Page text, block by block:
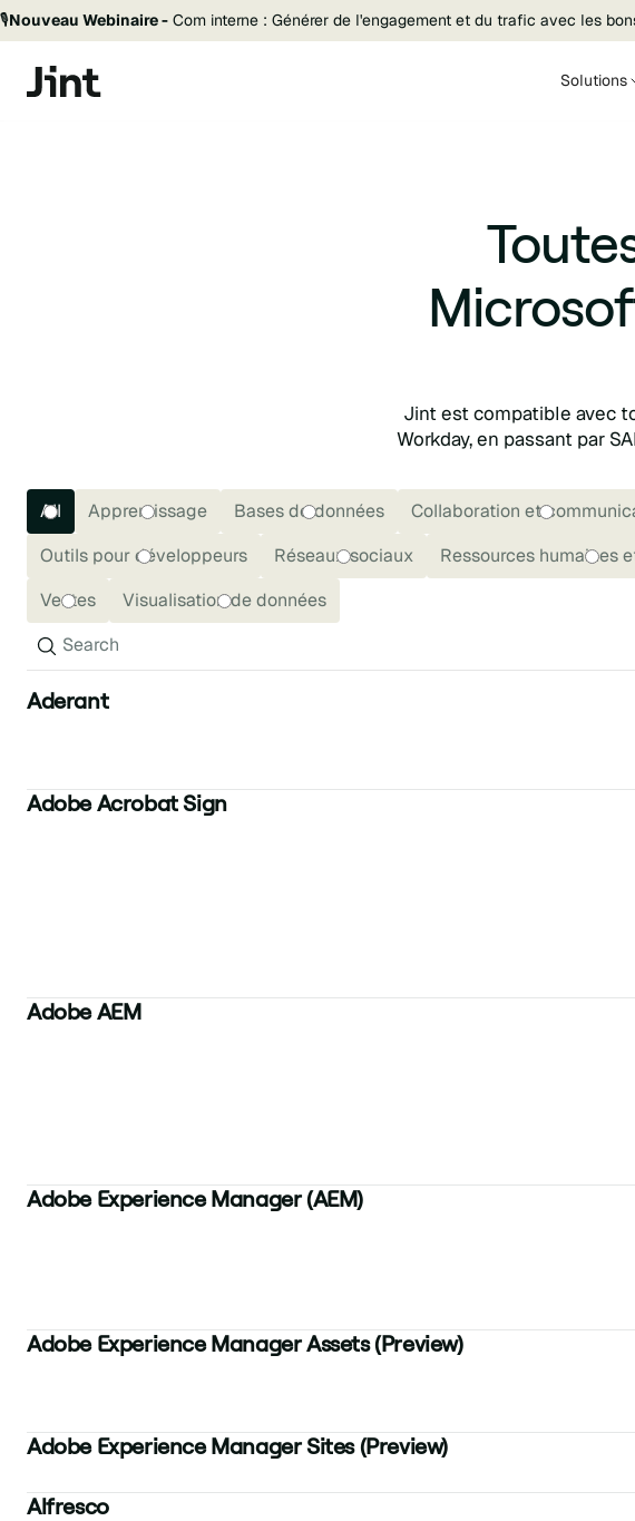
🎙️Nouveau Webinaire - Com interne : Générer de l'engagement et du trafic avec les
Solutions
Jint est compatible avec
Workday, en passant par
All Apprentissage Bases de données Collaboration et
Outils pour développeurs
Réseaux sociaux Ressources humaines
Ventes
Visualisation de données
Aderant
Adobe Acrobat Sign
Adobe AEM
Adobe Experience Manager (AEM)
Adobe Experience Manager Assets (Preview)
Adobe Experience Manager Sites (Preview)
Alfresco